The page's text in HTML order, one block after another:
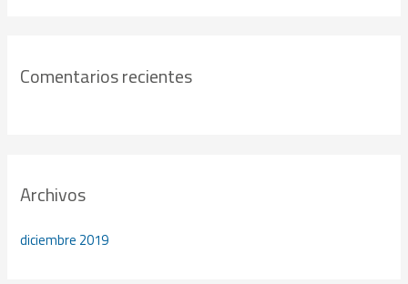
Comentarios recientes
Archivos
diciembre 2019